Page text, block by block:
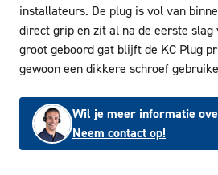
installateurs. De plug is vol van
direct grip en zit al na de eerste slag
groot geboord gat blijft de KC Plug
gewoon een dikkere schroef
Wil je meer informatie
Neem contact op!